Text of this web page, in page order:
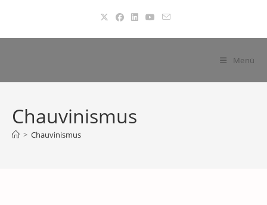
springen
Menü
Chauvinismus
> Chauvinismus